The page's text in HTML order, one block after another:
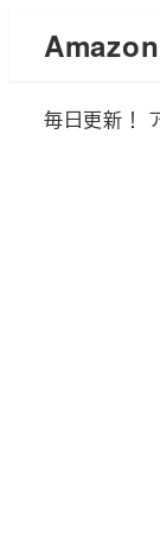
毎日更新！